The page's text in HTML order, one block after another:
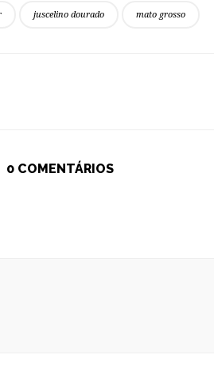
juscelino dourado mato grosso
0 COMENTÁRIOS